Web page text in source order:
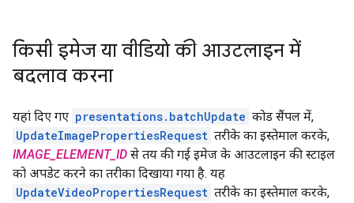
किसी इमेज या वीडियो की आउटलाइन में
बदलाव करना
यहां दिए गए presentations.batchUpdate कोड सैंपल में,
UpdateImagePropertiesRequest तरीके का इस्तेमाल करके,
IMAGE_ELEMENT_ID से तय की गई इमेज के आउटलाइन की स्टाइल
को अपडेट करने का तरीका दिखाया गया है. यह
UpdateVideoPropertiesRequest तरीके का इस्तेमाल करके,